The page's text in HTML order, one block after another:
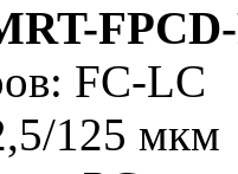
FC-LC
125 мкм